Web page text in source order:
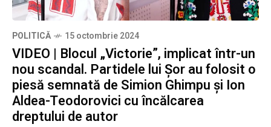
POLITICĂ 15 octombrie 2024
VIDEO | Blocul „Victorie”, implicat într-un
nou scandal. Partidele lui Șor au folosit o
piesă semnată de Simion Ghimpu și Ion
Aldea-Teodorovici cu încălcarea
dreptului de autor